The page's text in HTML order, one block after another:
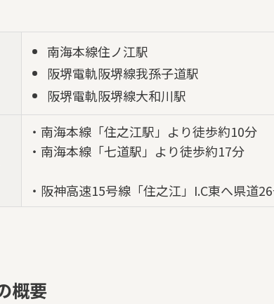
南海本線住ノ江駅
阪堺電軌阪堺線我孫子道駅
阪堺電軌阪堺線大和川駅
・南海本線「住之江駅」より徒歩約10分
・南海本線「七道駅」より徒歩約17分
・阪神高速15号線「住之江」I.C東へ県道
概要